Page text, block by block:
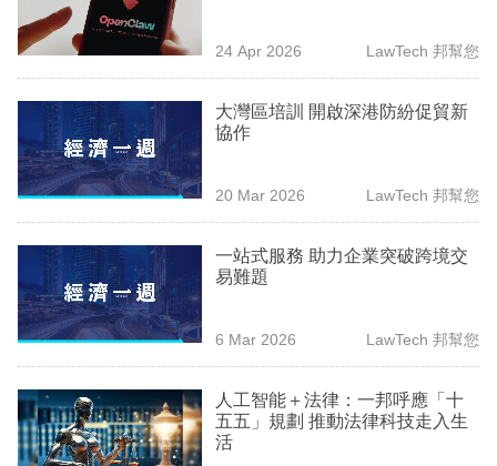
閱
專
24 Apr 2026 LawTech 邦幫您
大灣區培訓 開啟深港防紛促貿新
協作
20 Mar 2026 LawTech 邦幫您
一站式服務 助力企業突破跨境交
易難題
6 Mar 2026 LawTech 邦幫您
人工智能＋法律：一邦呼應「十
五五」規劃 推動法律科技走入生
活